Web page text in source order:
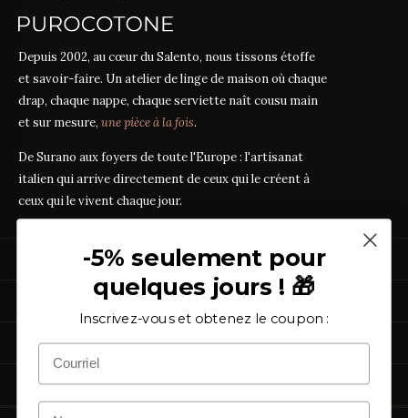
Depuis 2002, au cœur du Salento, nous tissons étoffe
et savoir-faire. Un atelier de linge de maison où chaque
drap, chaque nappe, chaque serviette naît cousu main
et sur mesure, une pièce à la fois.
De Surano aux foyers de toute l'Europe : l'artisanat
italien qui arrive directement de ceux qui le créent à
ceux qui le vivent chaque jour.
PRODUITS
Linge de Bain
Vêtements de Maison
Échantillons Gratuits
GUIDES DES TISSUS
Percale ou Satin ?
Que signifie le TC ?
TC300 vs Coton Égyptien GUIDE
Coton vs Synthétique GUIDE
À PROPOS
Qui sommes-nous
Certification OEKO-TEX
ASSISTANCE
Contactez-nous
-5% seulement pour
quelques jours ! 🎁
Inscrivez-vous et obtenez le coupon :